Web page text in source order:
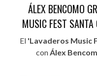
ÁLEX BENCOMO
MUSIC FEST
El 'Lavaderos Music
con Álex